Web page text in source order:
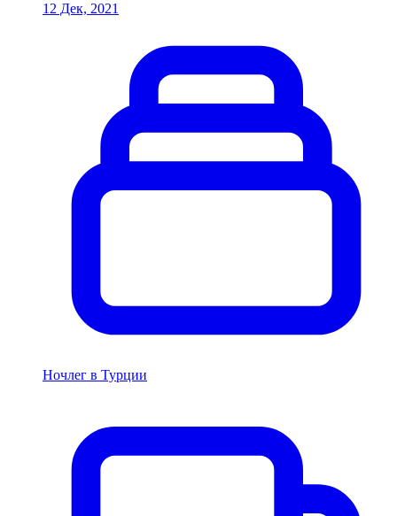
12 Дек, 2021
Ночлег в Турции